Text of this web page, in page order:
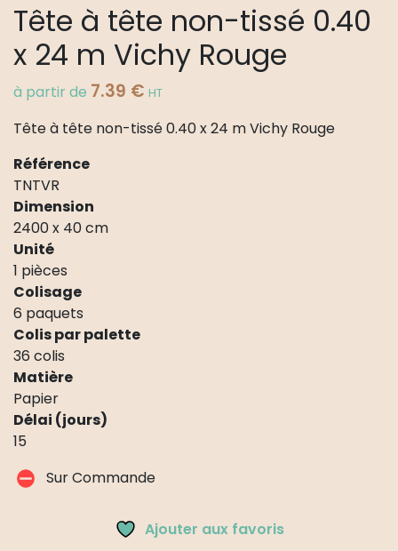
Tête à tête non-tissé 0.40
x 24 m Vichy Rouge
à partir de 7.39 € HT
Tête à tête non-tissé 0.40 x 24 m Vichy Rouge
Référence
TNTVR
Dimension
2400 x 40 cm
Unité
1 pièces
Colisage
6 paquets
Colis par palette
36 colis
Matière
Papier
Délai (jours)
15
Sur Commande
Ajouter aux favoris